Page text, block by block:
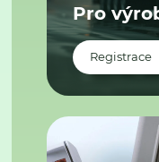
Pro
Registrace